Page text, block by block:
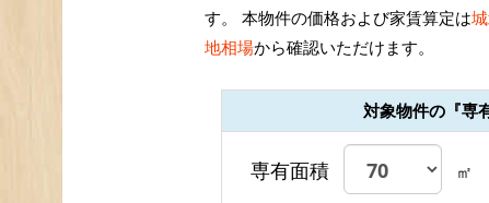
す。 本物件の価格および家賃算定は
地相場から確認いただけます。
対象物件の『専
専有面積 ㎡